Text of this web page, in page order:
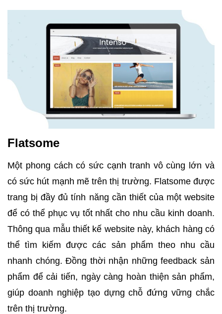
Flatsome
Một phong cách có sức cạnh tranh vô cùng lớn và
có sức hút mạnh mẽ trên thị trường. Flatsome được
trang bị đầy đủ tính năng cần thiết của một website
để có thể phục vụ tốt nhất cho nhu cầu kinh doanh.
Thông qua mẫu thiết kế website này, khách hàng có
thể tìm kiếm được các sản phẩm theo nhu cầu
nhanh chóng. Đồng thời nhận những feedback sản
phẩm để cải tiến, ngày càng hoàn thiện sản phẩm,
giúp doanh nghiệp tạo dựng chỗ đứng vững chắc
trên thị trường.